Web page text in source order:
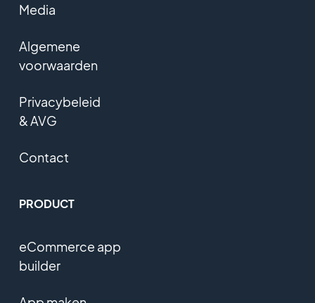
Media
Algemene
voorwaarden
Privacybeleid
& AVG
Contact
PRODUCT
eCommerce app
builder